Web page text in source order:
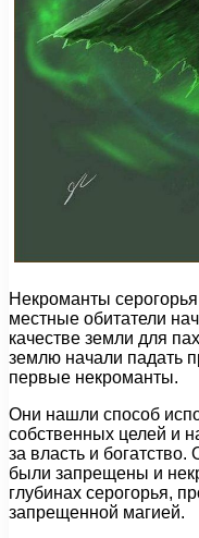
Некроманты
местные обитатели
качестве земли для
землю начали падать
первые некроманты.
Они нашли способ
собственных целей и
за власть и богатство.
были запрещены и
глубинах серогорья,
запрещенной магией.